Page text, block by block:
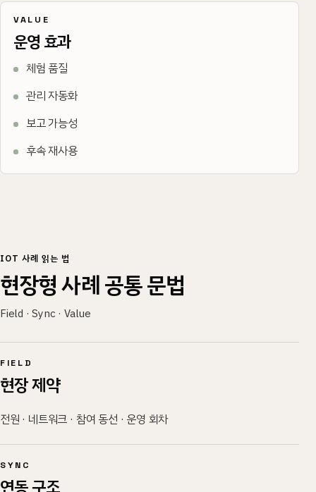
VALUE
운영 효과
체험 품질
관리 자동화
보고 가능성
후속 재사용
IOT 사례 읽는 법
현장형 사례 공통 문법
Field · Sync · Value
FIELD
현장 제약
전원 · 네트워크 · 참여 동선 · 운영 회차
SYNC
연동 구조